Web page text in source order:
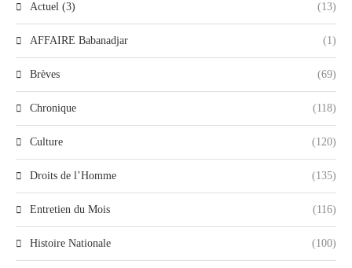
Actuel (3) (13)
AFFAIRE Babanadjar (1)
Brèves (69)
Chronique (118)
Culture (120)
Droits de l’Homme (135)
Entretien du Mois (116)
Histoire Nationale (100)